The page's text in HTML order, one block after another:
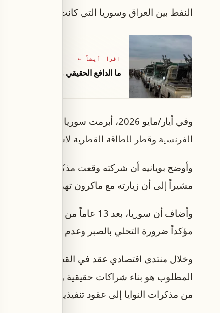
النفط بين العراق وسوريا التي كانت معطلة منذ
اقرأ أيضاً ←
ما الدافع الحقيقي وراء تعزيز دمشق
وفي أيار/مايو 2026، أبرمت سوريا
الفرنسية وقطر للطاقة القطرية لاستكشاف النفط
وأوضح بويانيه أن شركته وقعت مذكرة التفاهم،
مشيراً إلى أن زيارته مع ماكرون تهدف إلى لقاء
وأضاف أن سوريا، بعد 13 عاماً
مؤكداً ضرورة التحلي بالصبر وعدم المطالبة
وخلال منتدى اقتصادي عقد في القصر الرئاسي
المطلوب هو بناء شراكات حقيقية وعضوية مع
من مذكرات النوايا إلى عقود تنفيذية محددة زمنياً.